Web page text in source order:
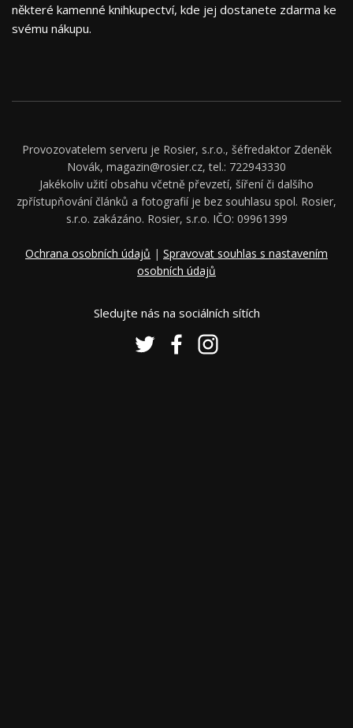
některé kamenné knihkupectví, kde jej dostanete zdarma ke
svému nákupu.
Provozovatelem serveru je Rosier, s.r.o., šéfredaktor Zdeněk
Novák, magazin@rosier.cz, tel.: 722943330
Jakékoliv užití obsahu včetně převzetí, šíření či dalšího
zpřístupňování článků a fotografií je bez souhlasu spol. Rosier,
s.r.o. zakázáno. Rosier, s.r.o. IČO: 09961399
Ochrana osobních údajů | Spravovat souhlas s nastavením
osobních údajů
Sledujte nás na sociálních sítích